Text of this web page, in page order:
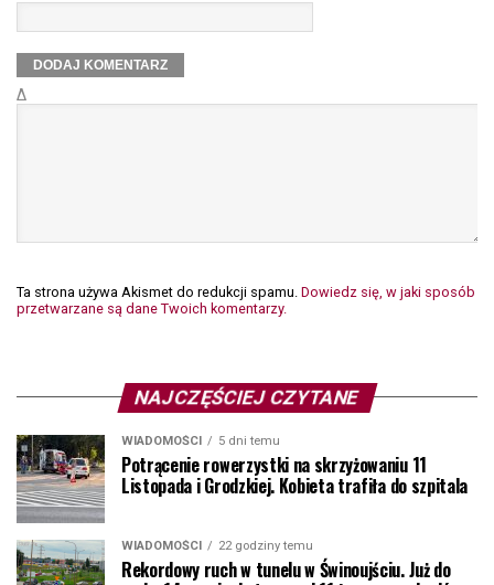
Δ
Ta strona używa Akismet do redukcji spamu. Dowiedz się, w jaki sposób
przetwarzane są dane Twoich komentarzy.
NAJCZĘŚCIEJ CZYTANE
WIADOMOŚCI 5 dni temu
Potrącenie rowerzystki na skrzyżowaniu 11
Listopada i Grodzkiej. Kobieta trafiła do szpitala
WIADOMOŚCI 22 godziny temu
Rekordowy ruch w tunelu w Świnoujściu. Już do